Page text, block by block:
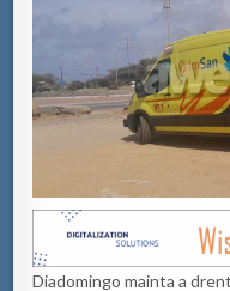
Diadomingo mainta a